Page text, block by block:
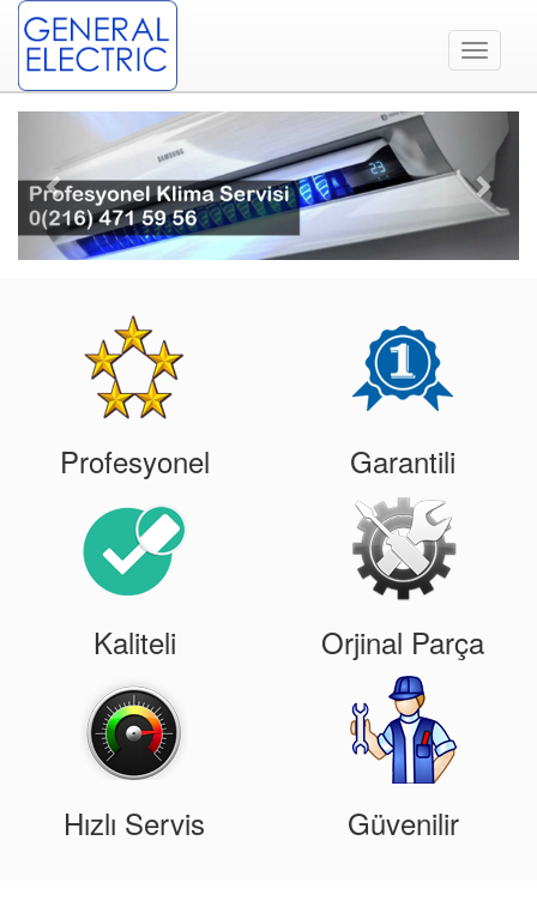
Toggle
Previous Next
Profesyonel Garantili
Kaliteli Orjinal Parça
Hızlı Servis Güvenilir